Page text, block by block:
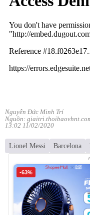
Nguyễn Đức Minh Trí
Nguồn:
13:02 11/02/2020
Lionel Messi Barcelona
-63%